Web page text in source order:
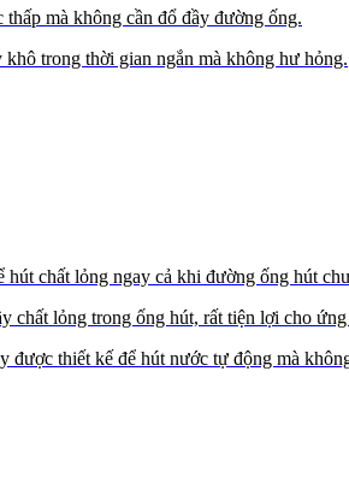
mà không cần đổ đầy đường ống.
trong thời gian ngắn mà không hư hỏng.
chất lỏng ngay cả khi đường ống hút
chất lỏng trong ống hút, rất tiện lợi cho
thiết kế để hút nước tự động mà